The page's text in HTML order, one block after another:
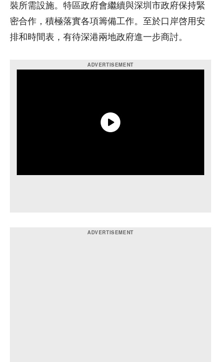
裝所需設施。特區政府會繼續與深圳市政府保持緊
密合作，積極落實各項籌備工作。至於口岸啓用安
排和時間表，有待深港兩地政府進一步商討。